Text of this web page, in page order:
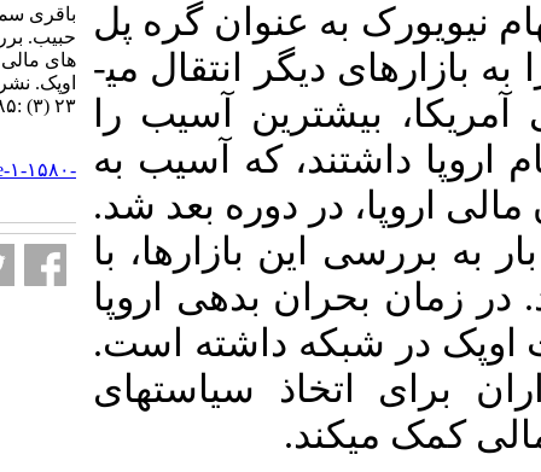
عنوان گره پل
عمل می­کند و شوک وارده را به بازارهای دیگر انتقال می­
آسیب را
که آسیب به
در دوره بعد شد.
بازارها، با
بدهی اروپا
داشته است.
سیاست­های
باقری سمانه، انصاری سامانی
حبیب. بررسی اثرات سرریز بحران
های مالی جهانی بر بازار نفت
http://necjournals.ir/article-۱-۱۵۸۰-